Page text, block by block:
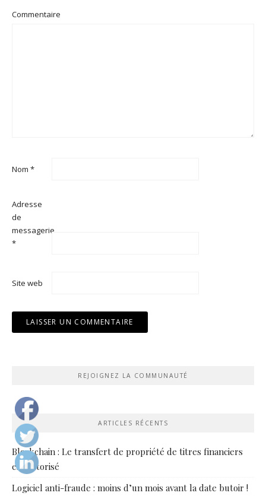
Commentaire
Nom *
Adresse
de
messagerie
*
Site web
REJOIGNEZ LA COMMUNAUTÉ
ARTICLES RÉCENTS
Blockchain : Le transfert de propriété de titres financiers
est autorisé
Logiciel anti-fraude : moins d’un mois avant la date butoir !